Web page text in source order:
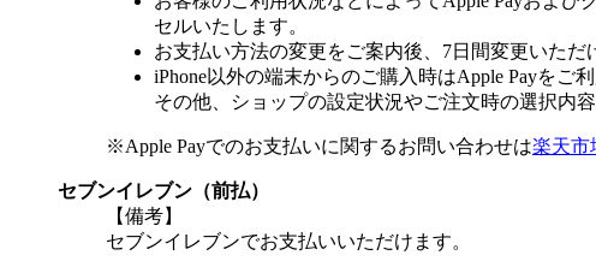
セルいたします。
お支払い方法の変更をご案内後、7日間変更いた
iPhone以外の端末からのご購入時はApple Payをご
その他、ショップの設定状況やご注文時の選択内
※Apple Payでのお支払いに関するお問い合わせは楽天市
セブンイレブン（前払）
【備考】
セブンイレブンでお支払いいただけます。